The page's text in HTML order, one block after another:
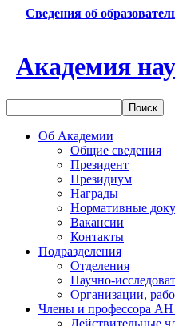
Сведения об
Академия
Об Академии
Общие сведения
Президент
Президиум
Награды
Нормативные
Вакансии
Контакты
Подразделения
Отделения
Научно-
Организации,
Члены и профессора
Действительные